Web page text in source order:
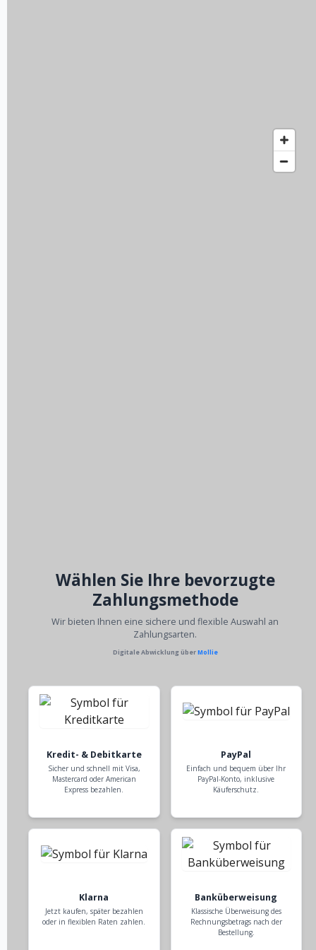
Wählen Sie Ihre bevorzugte
Zahlungsmethode
Wir bieten Ihnen eine sichere und flexible Auswahl an
Zahlungsarten.
Digitale Abwicklung überMollie
Kredit- & Debitkarte
Sicher und schnell mit Visa,
Mastercard oder American
Express bezahlen.
PayPal
Einfach und bequem über Ihr
PayPal-Konto, inklusive
Käuferschutz.
Klarna
Jetzt kaufen, später bezahlen
oder in flexiblen Raten zahlen.
Banküberweisung
Klassische Überweisung des
Rechnungsbetrags nach der
Bestellung.